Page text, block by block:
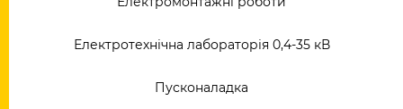
Електротехнічна лабораторія 0,4-35 кВ
Пусконаладка